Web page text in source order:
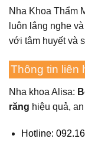
Nha Khoa Thẩm
luôn lắng nghe
với tâm huyết và
Thông tin liên
Nha khoa Alisa:
răng hiệu quả,
Hotline: